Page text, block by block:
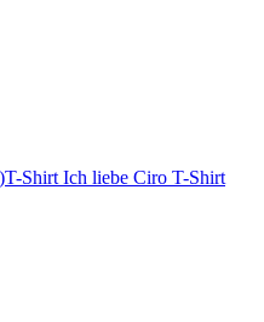
T-Shirt Ich liebe Ciro T-Shirt